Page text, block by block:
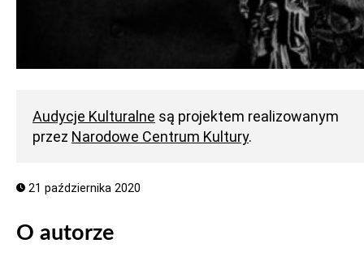
Audycje Kulturalne są projektem realizowanym
przez Narodowe Centrum Kultury.
21 października 2020
O autorze